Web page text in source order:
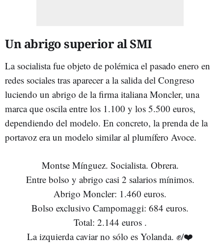
Un abrigo superior al SMI
La socialista fue objeto de polémica el pasado enero en
redes sociales tras aparecer a la salida del Congreso
luciendo un abrigo de la firma italiana Moncler, una
marca que oscila entre los 1.100 y los 5.500 euros,
dependiendo del modelo. En concreto, la prenda de la
portavoz era un modelo similar al plumífero Avoce.
Montse Mínguez. Socialista. Obrera.
Entre bolso y abrigo casi 2 salarios mínimos.
Abrigo Moncler: 1.460 euros.
Bolso exclusivo Campomaggi: 684 euros.
Total: 2.144 euros .
La izquierda caviar no sólo es Yolanda. ✊️/❤️